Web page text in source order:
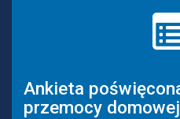
Ankieta
przemocy